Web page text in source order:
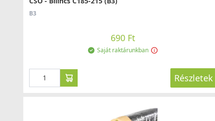
B3
690 Ft
Saját raktárunkban
Részletek